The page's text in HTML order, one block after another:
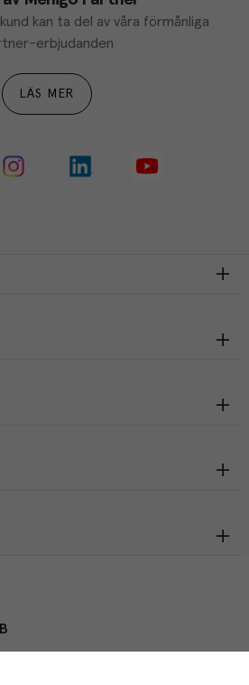
kan ta del av våra förmånliga
erbjudanden
LÄS MER